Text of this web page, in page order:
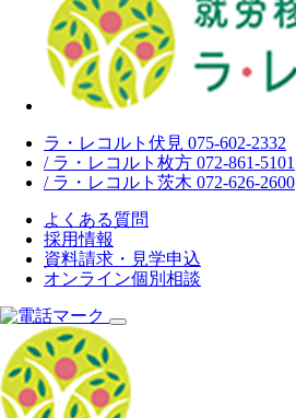
ラ・レコルト伏見 075-602-2332
/ ラ・レコルト枚方 072-861-5101
/ ラ・レコルト茨木 072-626-2600
よくある質問
採用情報
資料請求・見学申込
オンライン個別相談